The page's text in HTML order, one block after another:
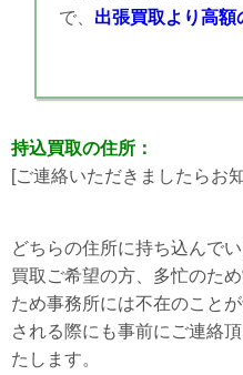
で、 出張買取より高額
持込買取の住所：
[ご連絡いただきましたらお
どちらの住所に持ち込んで
買取ご希望の方、多忙のた
ため事務所には不在のこと
される際にも事前にご連絡
たします。